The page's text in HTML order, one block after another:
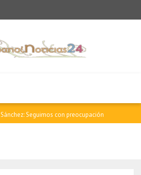
Sánchez: Seguimos con preocupación